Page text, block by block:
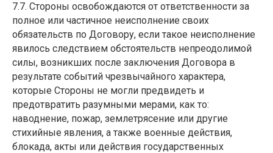
7.7. Стороны освобождаются от ответственности за
полное или частичное неисполнение своих
обязательств по Договору, если такое неисполнение
явилось следствием обстоятельств непреодолимой
силы, возникших после заключения Договора в
результате событий чрезвычайного характера,
которые Стороны не могли предвидеть и
предотвратить разумными мерами, как то:
наводнение, пожар, землетрясение или другие
стихийные явления, а также военные действия,
блокада, акты или действия государственных